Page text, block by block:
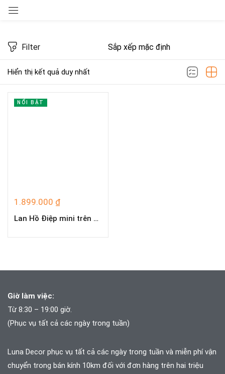
Loại sản phẩm
Hiển thị kết quả duy nhất
Filter
NỔI BẬT
1.899.000 ₫
Lan Hồ Điệp mini trên gỗ lũa D3995
Giờ làm việc:
Từ 8:30 – 19:00 giờ.
(Phục vụ tất cả các ngày trong tuần)
Luna Decor phục vụ tất cả các ngày trong tuần và miễn phí vận
chuyển trong bán kính 10km đối với đơn hàng trên hai triệu